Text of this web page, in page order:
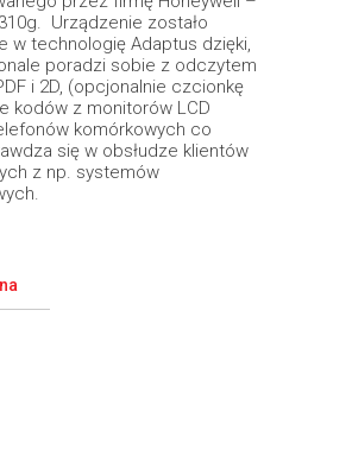
Urządzenie zostało
w technologię Adaptus dzięki,
poradzi sobie z odczytem
i 2D, (opcjonalnie czcionkę
kodów z monitorów LCD
komórkowych co
się w obsłudze klientów
z np. systemów